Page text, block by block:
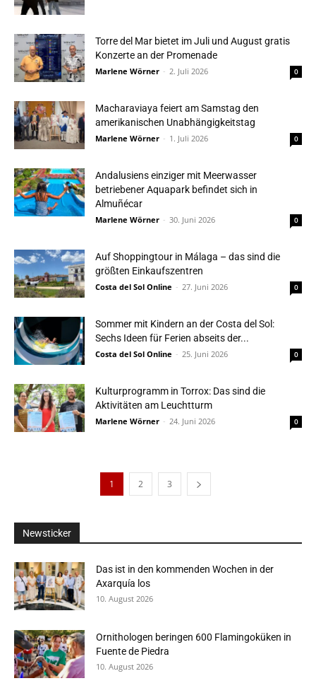
Torre del Mar bietet im Juli und August gratis
Konzerte an der Promenade
Marlene Wörner - 2. Juli 2026 0
Macharaviaya feiert am Samstag den
amerikanischen Unabhängigkeitstag
Marlene Wörner - 1. Juli 2026 0
Andalusiens einziger mit Meerwasser
betriebener Aquapark befindet sich in
Almuñécar
Marlene Wörner - 30. Juni 2026 0
Auf Shoppingtour in Málaga – das sind die
größten Einkaufszentren
Costa del Sol Online - 27. Juni 2026 0
Sommer mit Kindern an der Costa del Sol:
Sechs Ideen für Ferien abseits der...
Costa del Sol Online - 25. Juni 2026 0
Kulturprogramm in Torrox: Das sind die
Aktivitäten am Leuchtturm
Marlene Wörner - 24. Juni 2026 0
1 2 3
Newsticker
Das ist in den kommenden Wochen in der
Axarquía los
10. August 2026
Ornithologen beringen 600 Flamingoküken in
Fuente de Piedra
10. August 2026